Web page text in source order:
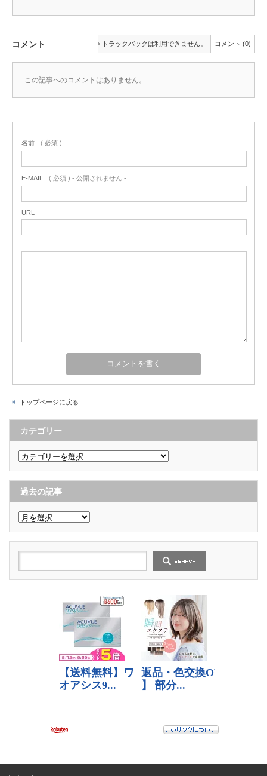
コメント トラックバックは利用できません。 コメント (0)
この記事へのコメントはありません。
名前 ( 必須 )
E-MAIL ( 必須 ) - 公開されません -
URL
トップページに戻る
カテゴリー
カ
テ
ゴ
リ
ー
過去の記事
過
去
の
記
事